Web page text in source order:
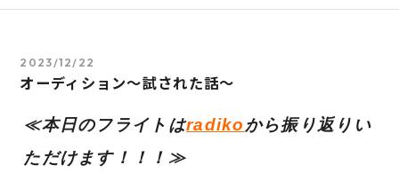
2023/12/22
オーディション～試された話～
≪本日のフライトはradiko から振り返りい
ただけます！！！≫